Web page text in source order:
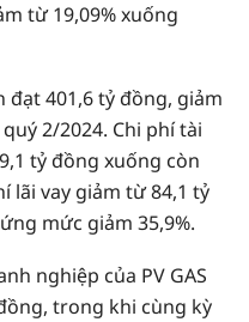
từ 19,09% xuống
401,6 tỷ đồng, giảm
2/2024. Chi phí tài
tỷ đồng xuống còn
lãi vay giảm từ 84,1 tỷ
mức giảm 35,9%.
nghiệp của PV GAS
trong khi cùng kỳ